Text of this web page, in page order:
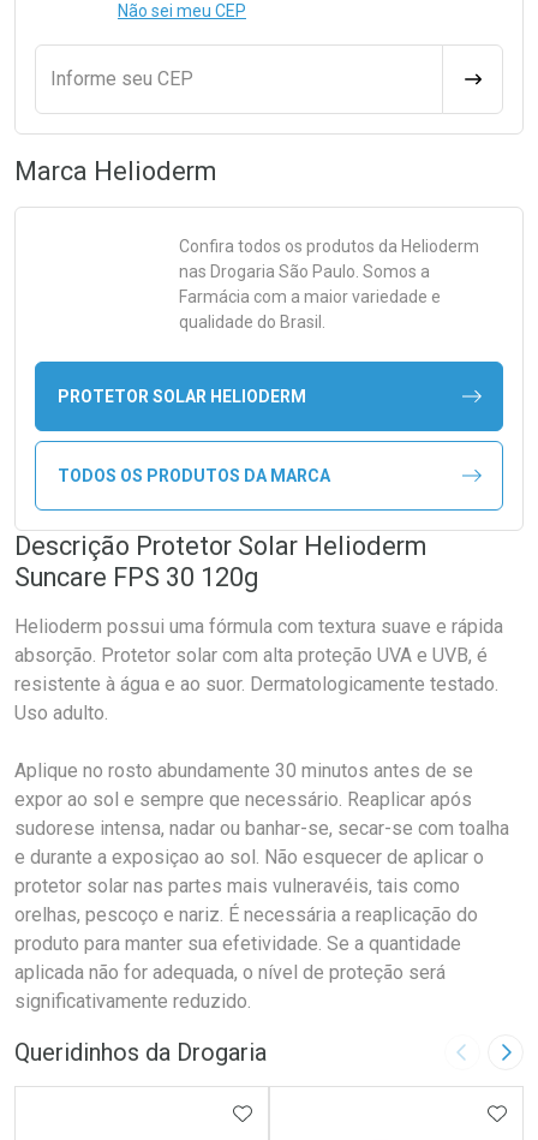
Não sei meu CEP
Informe seu CEP
Marca Helioderm
Confira todos os produtos da Helioderm
nas Drogaria São Paulo. Somos a
Farmácia com a maior variedade e
qualidade do Brasil.
PROTETOR SOLAR HELIODERM
TODOS OS PRODUTOS DA MARCA
Descrição Protetor Solar Helioderm
Suncare FPS 30 120g
Helioderm possui uma fórmula com textura suave e rápida
absorção. Protetor solar com alta proteção UVA e UVB, é
resistente à água e ao suor. Dermatologicamente testado.
Uso adulto.
Aplique no rosto abundamente 30 minutos antes de se
expor ao sol e sempre que necessário. Reaplicar após
sudorese intensa, nadar ou banhar-se, secar-se com toalha
e durante a exposiçao ao sol. Não esquecer de aplicar o
protetor solar nas partes mais vulneravéis, tais como
orelhas, pescoço e nariz. É necessária a reaplicação do
produto para manter sua efetividade. Se a quantidade
aplicada não for adequada, o nível de proteção será
significativamente reduzido.
Queridinhos da Drogaria Imagem
ADICIONAR AOS FAVORITOS